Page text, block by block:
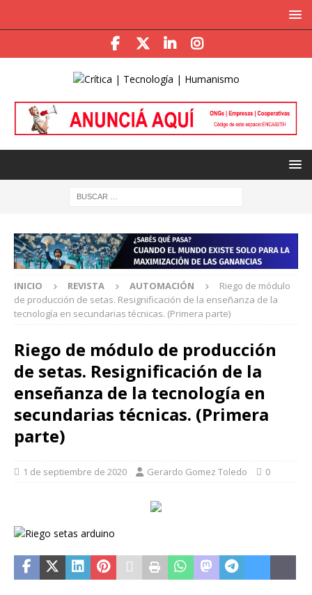
INICIO REVISTA AUTOMACIÓN
Riego de módulo
de producción de setas. Resignificación de la enseñanza de la
tecnología en secundarias técnicas. (Primera parte)
Riego de módulo de producción
de setas. Resignificación de la
enseñanza de la tecnología en
secundarias técnicas. (Primera
parte)
1 de septiembre de 2020 Gerardo Gomez Toledo 0